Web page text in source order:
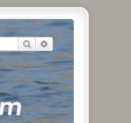
Suche Erweiterte Suche